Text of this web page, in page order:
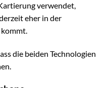
verwendet,
eher in der
die beiden Technologien